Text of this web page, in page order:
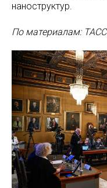
наноструктур.
По материалам: ТАСС